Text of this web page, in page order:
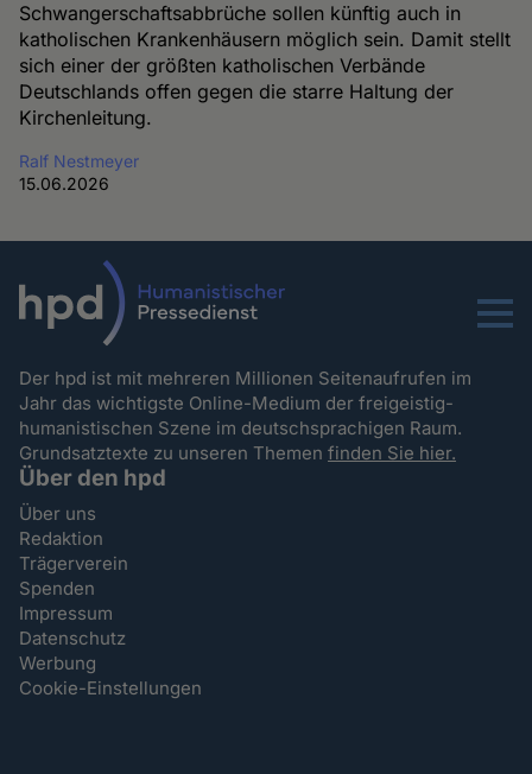
Schwangerschaftsabbrüche sollen künftig auch in
katholischen Krankenhäusern möglich sein. Damit stellt
sich einer der größten katholischen Verbände
Deutschlands offen gegen die starre Haltung der
Kirchenleitung.
Ralf Nestmeyer
15.06.2026
Menu
Der hpd ist mit mehreren Millionen Seitenaufrufen im
Jahr das wichtigste Online-Medium der freigeistig-
humanistischen Szene im deutschsprachigen Raum.
Grundsatztexte zu unseren Themenfinden Sie hier.
Über den hpd
Über uns
Redaktion
Trägerverein
Spenden
Impressum
Datenschutz
Werbung
Cookie-Einstellungen